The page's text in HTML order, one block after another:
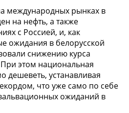
международных рынках в
на нефть, а также
с Россией, и, как
ожидания в белорусской
снижению курса
этом национальная
дешеветь, устанавливая
что уже само по себе
ожиданий в